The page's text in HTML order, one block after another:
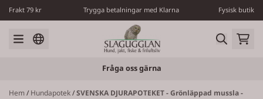
Hoppa till innehåll
Frakt 79 kr Trygga betalningar med Klarna Fysisk butik
Fråga oss gärna
Hem/ Hundapotek/SVENSKA DJURAPOTEKET - Grönläppad mussla -